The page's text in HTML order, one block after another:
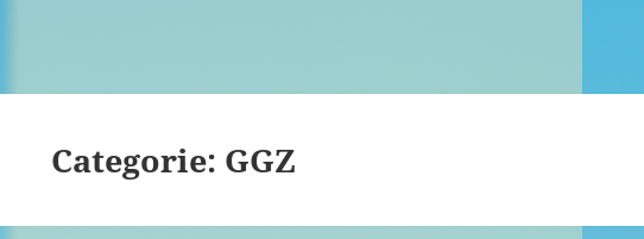
Categorie: GGZ